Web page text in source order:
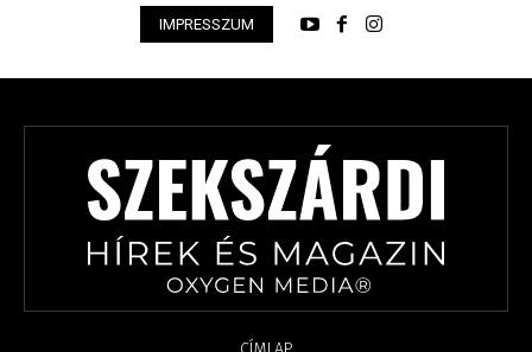
IMPRESSZUM